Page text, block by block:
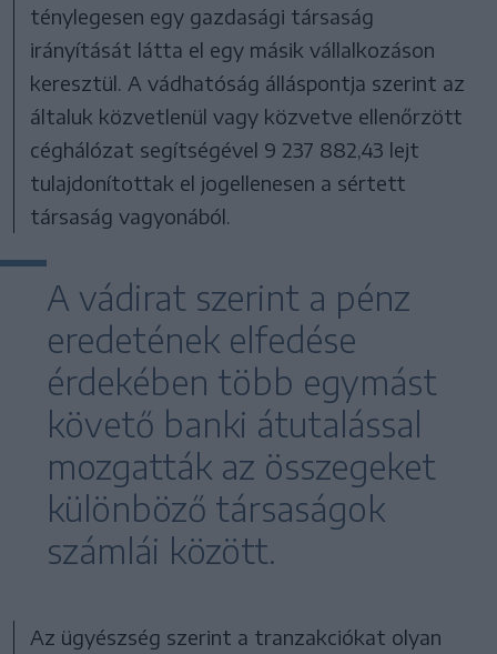
ténylegesen egy gazdasági társaság
irányítását látta el egy másik vállalkozáson
keresztül. A vádhatóság álláspontja szerint az
általuk közvetlenül vagy közvetve ellenőrzött
céghálózat segítségével 9 237 882,43 lejt
tulajdonítottak el jogellenesen a sértett
társaság vagyonából.
A vádirat szerint a pénz
eredetének elfedése
érdekében több egymást
követő banki átutalással
mozgatták az összegeket
különböző társaságok
számlái között.
Az ügyészség szerint a tranzakciókat olyan